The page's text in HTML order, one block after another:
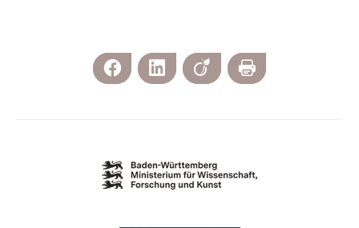
Facebook LinkedIn Viadeo